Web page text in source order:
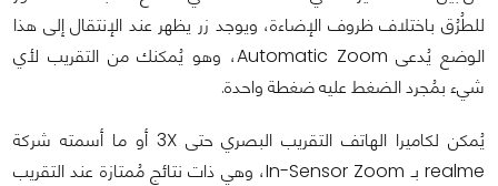
للطُرُق باختلاف ظروف الإضاءة، ويوجد زر يظهر عند الإنتقال إلى هذا
الوضع يُدعى Automatic Zoom، وهو يُمكنك من التقريب لأي
شيء بمُجرد الضغط عليه ضغطة واحدة.
يُمكن لكاميرا الهاتف التقريب البصري حتى 3X أو ما أسمته شركة
realme بـ In-Sensor Zoom، وهي ذات نتائج مُمتازة عند التقريب